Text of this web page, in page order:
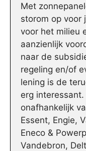
Met
storom op voor
voor het milieu
aanzienlijk
naar de
regeling en/of
lening is de
erg
onafhankelijk
Essent, Engie,
Eneco &
Vandebron,